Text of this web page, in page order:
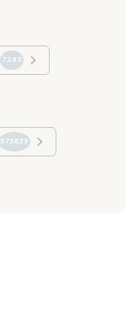
7243
575825